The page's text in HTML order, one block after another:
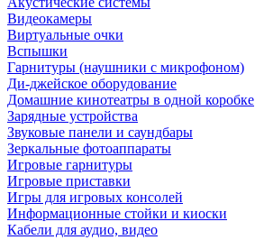
Видеокамеры
Виртуальные очки
Вспышки
Гарнитуры (наушники с микрофоном)
Ди-джейское оборудование
Домашние кинотеатры в одной коробке
Зарядные устройства
Звуковые панели и саундбары
Зеркальные фотоаппараты
Игровые гарнитуры
Игровые приставки
Игры для игровых консолей
Информационные стойки и киоски
Кабели для аудио, видео